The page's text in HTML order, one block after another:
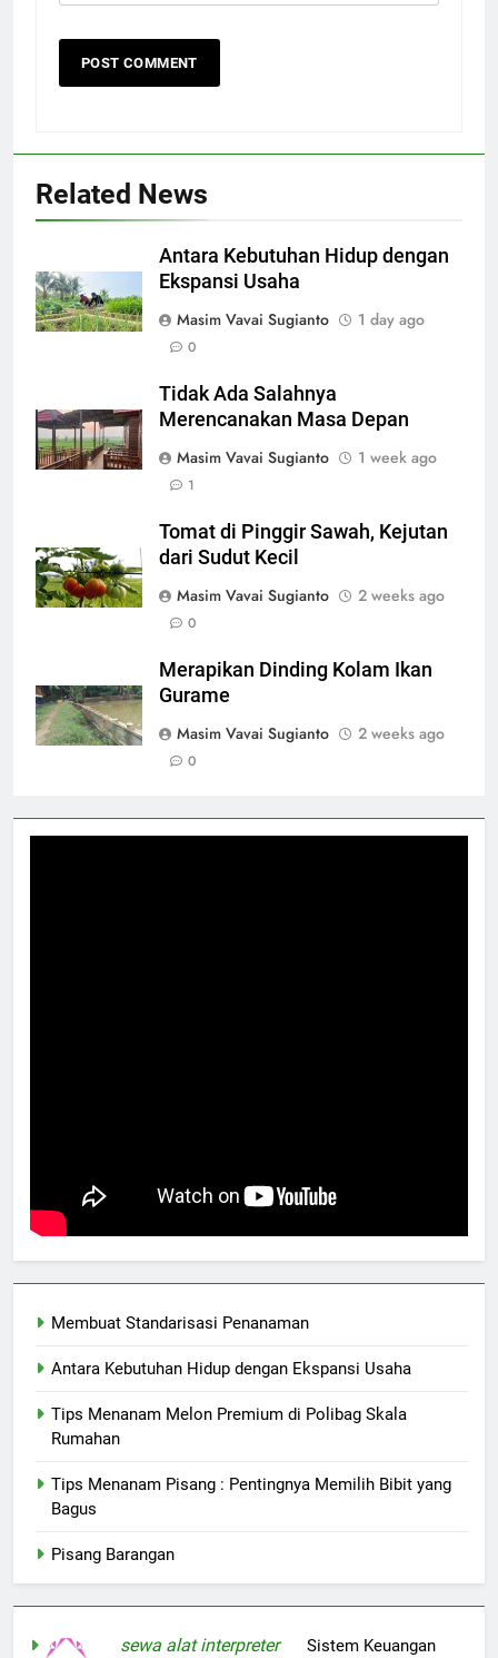
Related News
Antara Kebutuhan Hidup dengan
Ekspansi Usaha
Masim Vavai Sugianto
1 day ago
0
Tidak Ada Salahnya
Merencanakan Masa Depan
Masim Vavai Sugianto
1 week ago
1
Tomat di Pinggir Sawah, Kejutan
dari Sudut Kecil
Masim Vavai Sugianto
2 weeks ago
0
Merapikan Dinding Kolam Ikan
Gurame
Masim Vavai Sugianto
2 weeks ago
0
Membuat Standarisasi Penanaman
Antara Kebutuhan Hidup dengan Ekspansi Usaha
Tips Menanam Melon Premium di Polibag Skala
Rumahan
Tips Menanam Pisang : Pentingnya Memilih Bibit yang
Bagus
Pisang Barangan
sewa alat interpreteronSistem Keuangan